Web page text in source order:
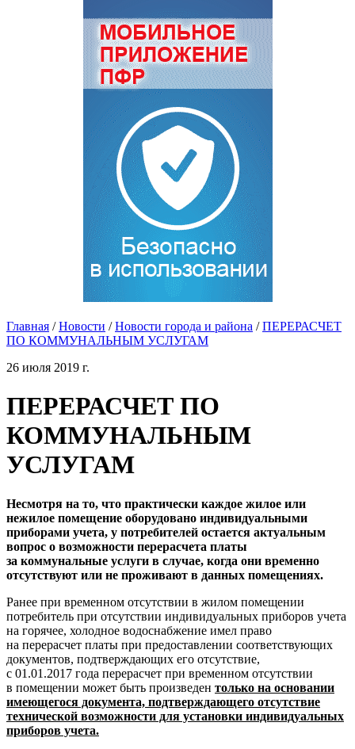
Главная / Новости / Новости города и района / ПЕРЕРАСЧЕТ
ПО КОММУНАЛЬНЫМ УСЛУГАМ
26 июля 2019 г.
ПЕРЕРАСЧЕТ ПО
КОММУНАЛЬНЫМ
УСЛУГАМ
Несмотря на то, что практически каждое жилое или
нежилое помещение оборудовано индивидуальными
приборами учета, у потребителей остается актуальным
вопрос о возможности перерасчета платы
за коммунальные услуги в случае, когда они временно
отсутствуют или не проживают в данных помещениях.
Ранее при временном отсутствии в жилом помещении
потребитель при отсутствии индивидуальных приборов учета
на горячее, холодное водоснабжение имел право
на перерасчет платы при предоставлении соответствующих
документов, подтверждающих его отсутствие,
с 01.01.2017 года перерасчет при временном отсутствии
в помещении может быть произведен только на основании
имеющегося документа, подтверждающего отсутствие
технической возможности для установки индивидуальных
приборов учета.